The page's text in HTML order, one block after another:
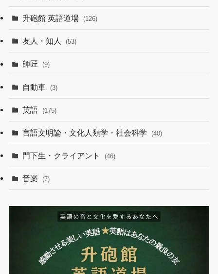
升砲館 英語道場 (126)
友人・知人 (53)
師匠 (9)
自動車 (3)
英語 (175)
言語文明論・文化人類学・社会科学 (40)
門下生・クライアント (46)
音楽 (7)